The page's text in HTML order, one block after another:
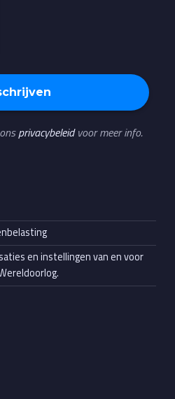
privacybeleidvoor meer info.
en instellingen van en voor